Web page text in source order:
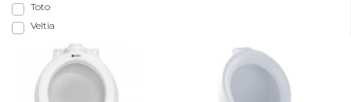
Toto
Veltia